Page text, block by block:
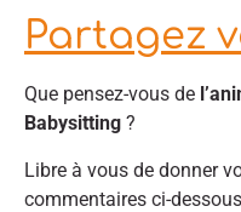
Partagez
Que pensez-vous de
Babysitting ?
Libre à vous de donner
commentaires ci-